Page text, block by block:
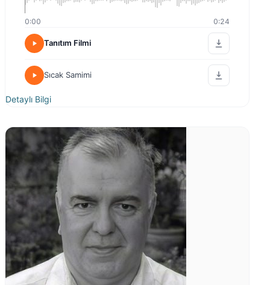
0:00 0:24
Tanıtım Filmi
Sıcak Samimi
Detaylı Bilgi